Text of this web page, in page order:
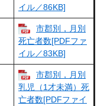
イル／86KB]
市郡別，月別
死亡者数[PDFファ
イル／83KB]
市郡別，月別
乳児（1才未満）死
亡者数[PDFファイ